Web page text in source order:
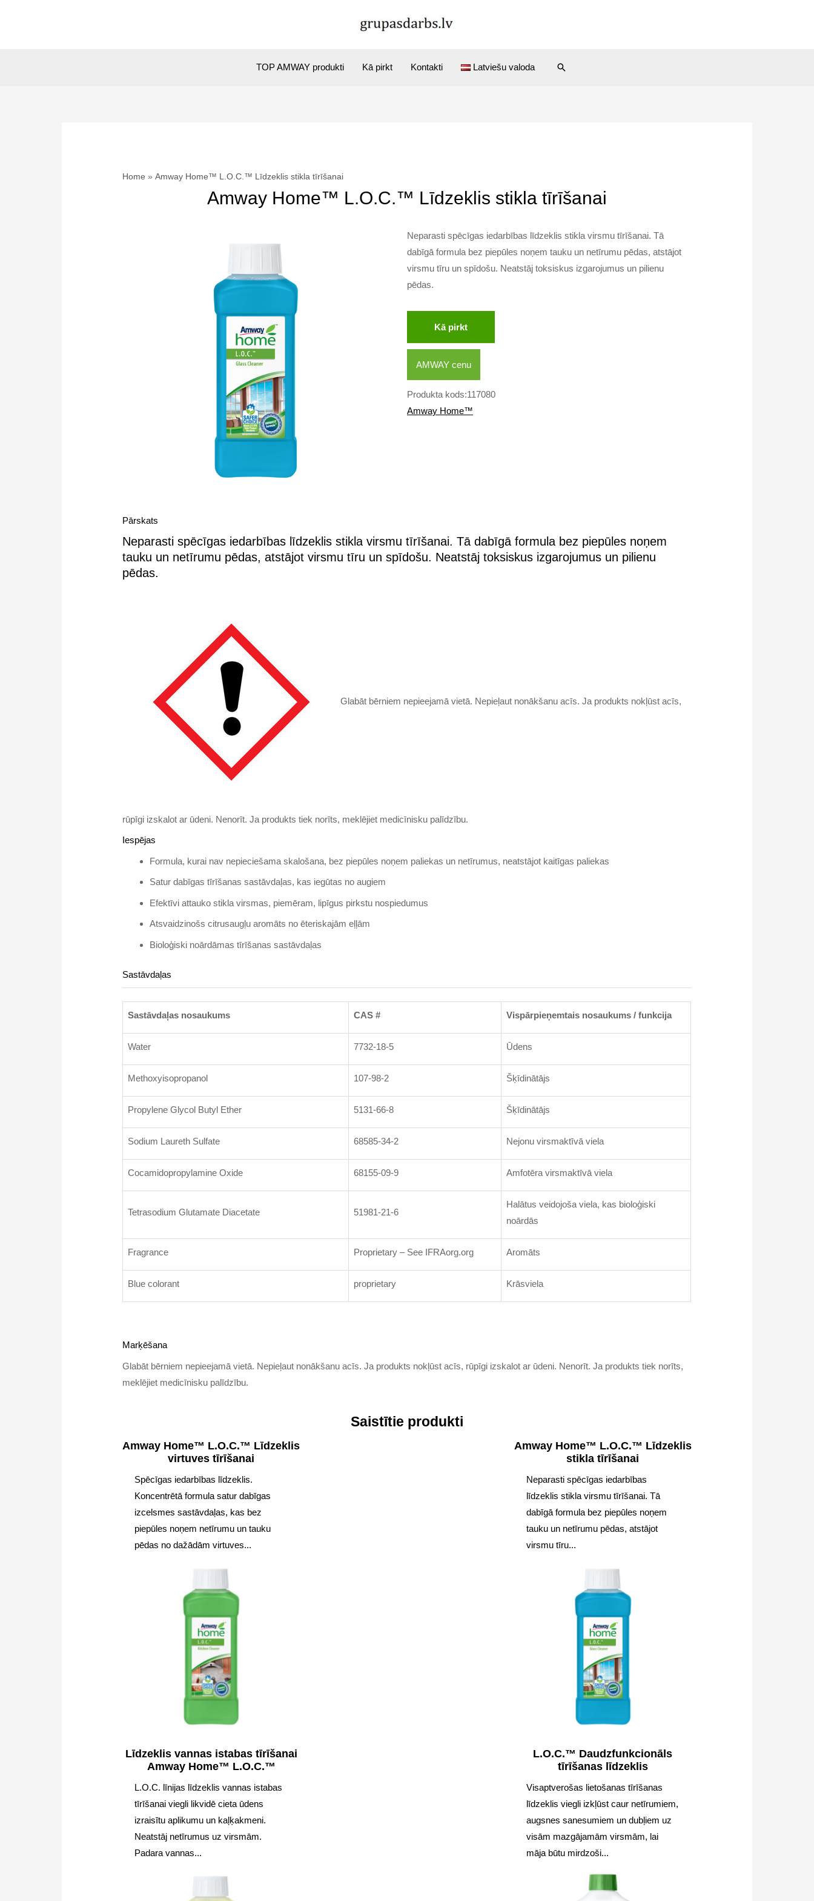
TOP AMWAY produkti Kā pirkt Kontakti Latviešu valoda Search
Home Amway Home™ L.O.C.™ Līdzeklis stikla tīrīšanai
Amway Home™ L.O.C.™ Līdzeklis stikla tīrīšanai
Neparasti spēcīgas iedarbības līdzeklis stikla virsmu tīrīšanai. Tā
dabīgā formula bez piepūles noņem tauku un netīrumu pēdas, atstājot
virsmu tīru un spīdošu. Neatstāj toksiskus izgarojumus un pilienu
pēdas.
Kā pirkt
AMWAY cenu
Produkta kods:117080
Amway Home™
Pārskats
Neparasti spēcīgas iedarbības līdzeklis stikla virsmu tīrīšanai. Tā dabīgā formula bez piepūles noņem
tauku un netīrumu pēdas, atstājot virsmu tīru un spīdošu. Neatstāj toksiskus izgarojumus un pilienu
pēdas.
Glabāt bērniem nepieejamā vietā. Nepieļaut nonākšanu acīs. Ja produkts nokļūst acīs,
rūpīgi izskalot ar ūdeni. Nenorīt. Ja produkts tiek norīts, meklējiet medicīnisku palīdzību.
Iespējas
Formula, kurai nav nepieciešama skalošana, bez piepūles noņem paliekas un netīrumus, neatstājot kaitīgas paliekas
Satur dabīgas tīrīšanas sastāvdaļas, kas iegūtas no augiem
Efektīvi attauko stikla virsmas, piemēram, lipīgus pirkstu nospiedumus
Atsvaidzinošs citrusaugļu aromāts no ēteriskajām eļļām
Bioloģiski noārdāmas tīrīšanas sastāvdaļas
Sastāvdaļas
Sastāvdaļas nosaukums CAS # Vispārpieņemtais nosaukums / funkcija
Water 7732-18-5 Ūdens
Methoxyisopropanol 107-98-2 Šķīdinātājs
Propylene Glycol Butyl Ether 5131-66-8 Šķīdinātājs
Sodium Laureth Sulfate 68585-34-2 Nejonu virsmaktīvā viela
Cocamidopropylamine Oxide 68155-09-9 Amfotēra virsmaktīvā viela
Tetrasodium Glutamate Diacetate 51981-21-6
Halātus veidojoša viela, kas bioloģiski
noārdās
Fragrance Proprietary – See IFRAorg.org Aromāts
Blue colorant proprietary Krāsviela
Marķēšana
Glabāt bērniem nepieejamā vietā. Nepieļaut nonākšanu acīs. Ja produkts nokļūst acīs, rūpīgi izskalot ar ūdeni. Nenorīt. Ja produkts tiek norīts,
meklējiet medicīnisku palīdzību.
Saistītie produkti
Amway Home™ L.O.C.™ Līdzeklis
virtuves tīrīšanai
Spēcīgas iedarbības līdzeklis.
Koncentrētā formula satur dabīgas
izcelsmes sastāvdaļas, kas bez
piepūles noņem netīrumu un tauku
pēdas no dažādām virtuves...
Amway Home™ L.O.C.™ Līdzeklis
stikla tīrīšanai
Neparasti spēcīgas iedarbības
līdzeklis stikla virsmu tīrīšanai. Tā
dabīgā formula bez piepūles noņem
tauku un netīrumu pēdas, atstājot
virsmu tīru...
Līdzeklis vannas istabas tīrīšanai
Amway Home™ L.O.C.™
L.O.C. līnijas līdzeklis vannas istabas
tīrīšanai viegli likvidē cieta ūdens
izraisītu aplikumu un kaļķakmeni.
Neatstāj netīrumus uz virsmām.
Padara vannas...
L.O.C.™ Daudzfunkcionāls
tīrīšanas līdzeklis
Visaptverošas lietošanas tīrīšanas
līdzeklis viegli izkļūst caur netīrumiem,
augsnes sanesumiem un dubļiem uz
visām mazgājamām virsmām, lai
māja būtu mirdzoši...